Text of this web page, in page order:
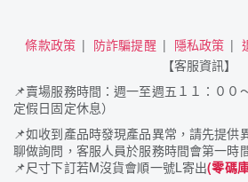
條款政策 防詐騙提醒 隱私政策
【客服資訊】
📌賣場服務時間：週一至週五１１：００
定假日固定休息）
📌如收到產品時發現產品異常，請先提供
聊做詢問，客服人員於服務時間會第一時
📌尺寸下訂若M沒貨會順一號L寄出(零碼